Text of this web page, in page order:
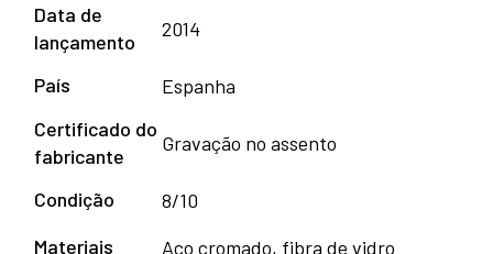
Data de
lançamento
2014
País
Espanha
Certificado do
fabricante
Gravação no assento
Condição
8/10
Materiais
Aço cromado, fibra de vidro